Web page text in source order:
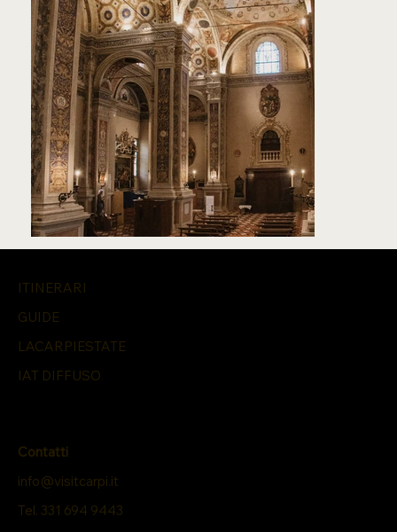
ITINERARI
GUIDE
LACARPIESTATE
IAT DIFFUSO
Contatti
info@visitcarpi.it
Tel. 331 694 9443